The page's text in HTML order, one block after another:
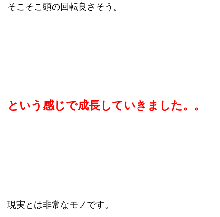
そこそこ頭の回転良さそう。
という感じで成長していきました。。
現実とは非常なモノです。